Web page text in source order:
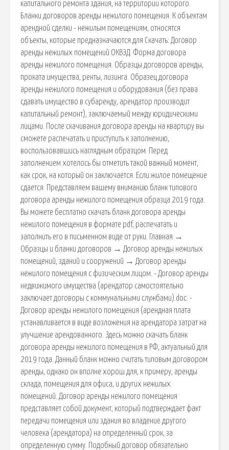
капитального ремонта здания, на территории которого.
Бланки договоров аренды нежилого помещения. К объектам
арендной сделки - нежилым помещениям, относятся
объекты, которые предназначаются для Скачать: Договор
аренды нежилых помещений ОКВЭД. Форма договора
аренды нежилого помещения. Образцы договоров аренды,
проката имущества, ренты, лизинга. Образец договора
аренды нежилого помещения и оборудования (без права
сдавать имущество в субаренду, арендатор производит
капитальный ремонт), заключаемый между юридическими
лицами. После скачивания договора аренды на квартиру вы
сможете распечатать и приступить к заполнению,
воспользовавшись наглядным образцом. Перед
заполнением хотелось бы отметить такой важный момент,
как срок, на который он заключается. Если жилое помещение
сдается. Представляем вашему вниманию бланк типового
договора аренды нежилого помещения образца 2019 года.
Вы можете бесплатно скачать бланк договора аренды
нежилого помещения в формате pdf, распечатать и
заполнить его в письменном виде от руки. Главная →
Образцы и бланки договоров → Договор аренды нежилых
помещений, зданий и сооружений → Договор аренды
нежилого помещения c физическим лицом. - Договор аренды
недвижимого имущества (арендатор самостоятельно
заключает договоры с коммунальными службами).doc. -
Договор аренды нежилого помещения (арендная плата
устанавливается в виде возложения на арендатора затрат на
улучшение арендованного. Здесь можно скачать бланк
договора аренды нежилого помещения в РФ, актуальный для
2019 года. Данный бланк можно считать типовым договором
аренды, однако он вполне хорош для, к примеру, аренды
склада, помещения для офиса, и других нежилых
помещений. Договор аренды нежилого помещения
представляет собой документ, который подтверждает факт
передачи помещения или здания во владение другого
человека (арендатора) на определенный срок, за
определенную сумму. Подобный договор обязательно